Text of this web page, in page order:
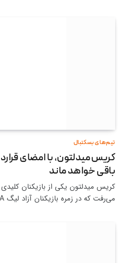
تیم‌های بسکتبال
کریس میدلتون، با امضای
باقی خواهد ماند
کریس میدلتون یکی از بازیکنان
می‌رفت که در زمره بازیکنان آزاد لیگ NBA به حساب…